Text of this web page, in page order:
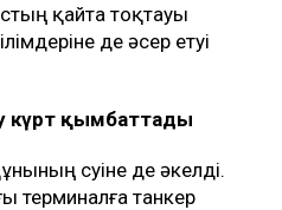
қайта тоқтауы
де әсер етуі
күрт қымбаттады
өсуіне де әкелді.
терминалға танкер